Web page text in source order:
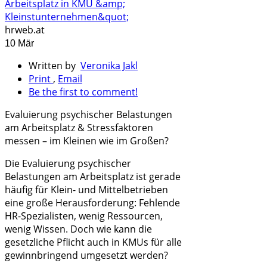
hrweb.at
10 Mär
Written by Veronika Jakl
Print , Email
Be the first to comment!
Evaluierung psychischer Belastungen
am Arbeitsplatz & Stressfaktoren
messen – im Kleinen wie im Großen?
Die Evaluierung psychischer
Belastungen am Arbeitsplatz ist gerade
häufig für Klein- und Mittelbetrieben
eine große Herausforderung: Fehlende
HR-Spezialisten, wenig Ressourcen,
wenig Wissen. Doch wie kann die
gesetzliche Pflicht auch in KMUs für alle
gewinnbringend umgesetzt werden?